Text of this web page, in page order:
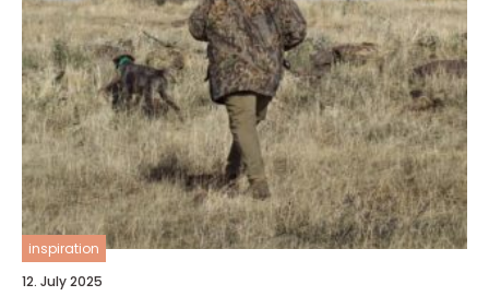
inspiration
12. July 2025